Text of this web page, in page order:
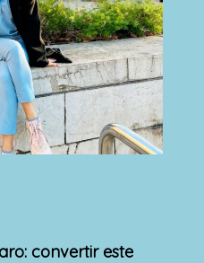
convertir este